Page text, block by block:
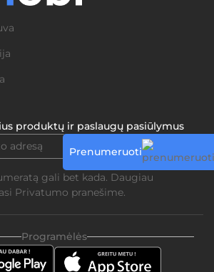
produktų ir paslaugų pasiūlymus
Prenumeruoti
gali bet kada. Daugiau
Privatumo pranešime.
Programėlės